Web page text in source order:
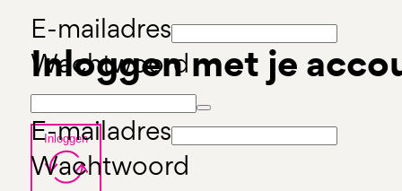
E-mailadres
Wachtwoord
Inloggen
Inloggen met je
E-mailadres
Wachtwoord